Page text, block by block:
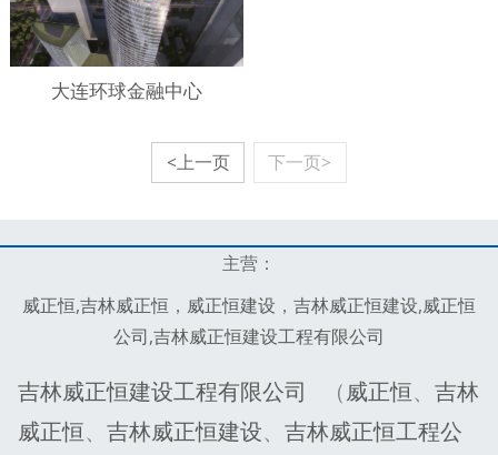
大连环球金融中心
<上一页 下一页>
主营：
威正恒,吉林威正恒 ， 威正恒建设 ， 吉林威正恒建设,威正恒
公司,吉林威正恒建设工程有限公司
吉林威正恒建设工程有限公司 （威正恒、 吉林
威正恒、 吉林威正恒建设、 吉林威正恒工程公